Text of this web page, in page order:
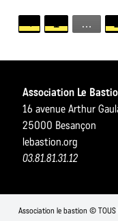
1 …
Association Le
16 avenue Arthur
25000 Besançon
lebastion.org
03.81.81.31.12
Association le bastion © TOUS